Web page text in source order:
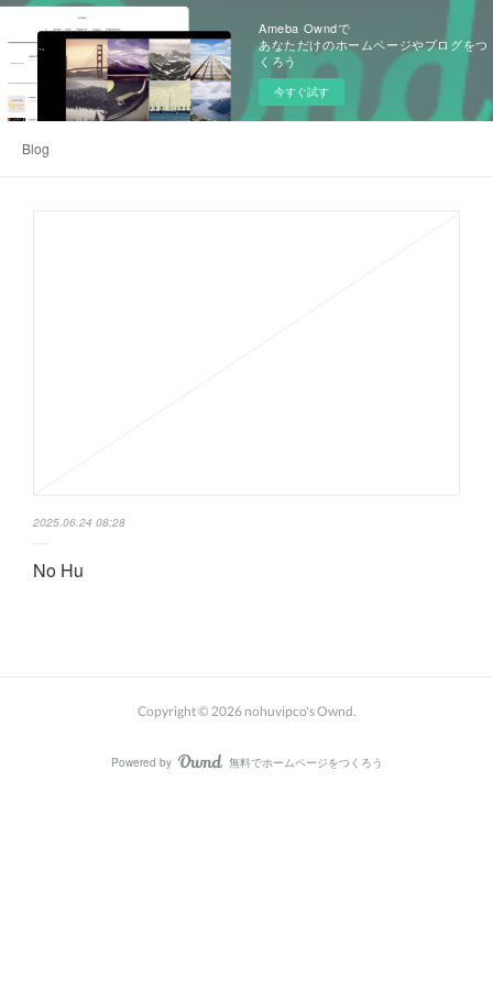
Ameba Owndで
あなただけのホームページやブログをつ
くろう
今すぐ試す
Blog
2025.06.24 08:28
No Hu
Copyright © 2026 nohuvipco's Ownd.
Powered by AmebaOwnd
無料でホームページをつくろう